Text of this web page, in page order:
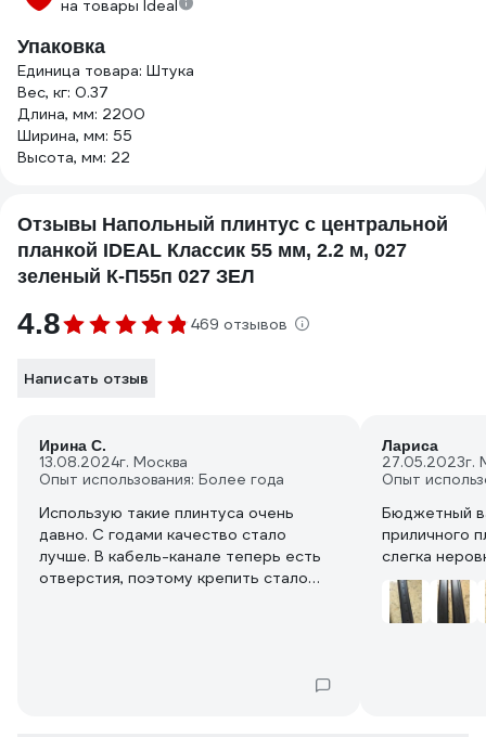
на товары Ideal
Упаковка
Единица товара: Штука
Вес, кг: 0.37
Длина, мм: 2200
Ширина, мм: 55
Высота, мм: 22
Отзывы Напольный плинтус с центральной
планкой IDEAL Классик 55 мм, 2.2 м, 027
зеленый К-П55п 027 ЗЕЛ
4.8 469 отзывов
Написать отзыв
Ирина С.
13.08.2024г. Москва
Опыт использования: Более года
Использую такие плинтуса очень
давно. С годами качество стало
лучше. В кабель-канале теперь есть
отверстия, поэтому крепить стало
Лариса
27.05.2023г.
Опыт
Бюджетный
приличного
слегка